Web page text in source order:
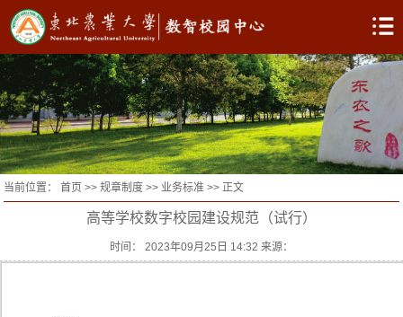
当前位置：首页 >>规章制度 >>业务标准 >> 正文
高等学校数字校园建设规范（试行）
时间： 2023年09月25日 14:32 来源：